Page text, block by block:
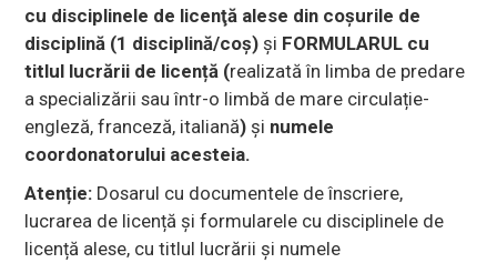
cu disciplinele de licenţă alese din coșurile de
disciplină (1 disciplină/coș) și FORMULARUL cu
titlul lucrării de licență (realizată în limba de predare
a specializării sau într-o limbă de mare circulație-
engleză, franceză, italiană)şi numele
coordonatorului acesteia.
Atenție: Dosarul cu documentele de înscriere,
lucrarea de licență și formularele cu disciplinele de
licență alese, cu titlul lucrării și numele